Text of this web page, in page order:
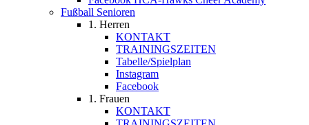
Fußball Senioren
1. Herren
KONTAKT
TRAININGSZEITEN
Tabelle/Spielplan
Instagram
Facebook
1. Frauen
KONTAKT